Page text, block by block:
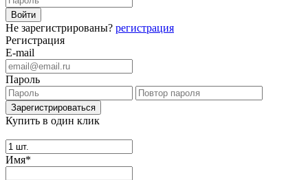
Не зарегистрированы? регистрация
Регистрация
E-mail
Пароль
Купить в один клик
Имя*